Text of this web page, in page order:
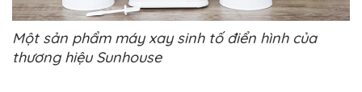
Một sản phẩm máy xay sinh tố điển hình của
thương hiệu Sunhouse